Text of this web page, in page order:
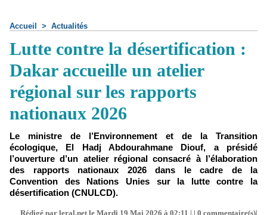
Accueil > Actualités
Lutte contre la désertification :
Dakar accueille un atelier
régional sur les rapports
nationaux 2026
Le ministre de l’Environnement et de la Transition
écologique, El Hadj Abdourahmane Diouf, a présidé
l’ouverture d’un atelier régional consacré à l’élaboration
des rapports nationaux 2026 dans le cadre de la
Convention des Nations Unies sur la lutte contre la
désertification (CNULCD).
Rédigé par leral.net le Mardi 19 Mai 2026 à 02:11 | | 0 commentaire(s)|